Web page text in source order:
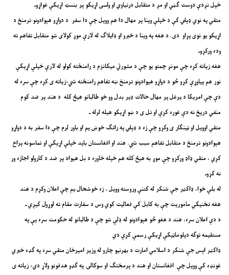
خپل نږدې دوست ګڼي او مږ د متقابل درنیاوي او ولسی اړیکو پر بنسټ اړیکې غواړوـ
اړیکو یو نوی پړاو دی. د هغه په وینا د خبرو او ډایلاګ له لارې موږ کولای شو متقابل تفاهم ته
وده ورکړوـ
هغه زیاته کړه چې مونږ چمتو یو چې د مشورتي میکانزم د رامنځته کولو له لارې خپلې اړیکې
نور هم پیاوړې کړو څو د دواړو هیوادونو ترمنځ ښه تفاهم رامنځته شي-زیاته ی کړه چې سره له
دې چې امریکا د یرغل پر مهال حالات ډیر بدل وو خو طالبانو هیڅ کله د هند پر ضد کوم
منفي دریځ نه دې غوره کړې او تل ی د ښو اړیکو هیله لرله ـ
متقي اوویل او ټینګار ی وکړو چې زه د ډېلي په راتګ خوښ یم او باور لرم چې دا سفر به د دواړو
هېوادونو ترمنځ د متقابل تفاهم سبب شي. هند او افغانستان باید خپلې اړیکې او تماسونه پراخ
کړي ، متقي ډاډ ورکړو چې موږ به هیڅ کله هم خپله خاوره د بل هیواد پر ضد د کارولو اجازه ور
نه کړوـ
هغه تخنیکي ماموریت چې به کابل کې فعالیت کوي وس د سفارت مقام ته لوړول کیږي ـ
د دې اعلان سره، هند د هغو څو هېوادونو له ډلې شو چې د طالبانو له حکومت سره یې په
مستقیمه توګه دپلوماټیکې اړیکې رسمې کړې دي
ډاکټر اېس جې شنکر د اسلامي امارت د بهرنیو چارو له وزیر امیرخان متقي سره په ګډه خبري
غونډه کې وویل چې افغانستان او هند د پرمختګ او سوکالۍ په ګډو هدفونو ولاړ دي- زیاته ی